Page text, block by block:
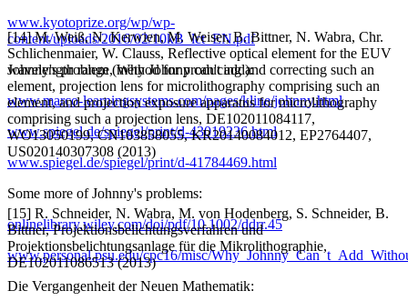
www.kyotoprize.org/wp/wp-
content/uploads/2016/02/10kB_lct_EN.pdf
Johnny's problem (Why Johnny can't add):
www.marco-learningsystems.com/pages/kline/johnny.html
www.spiegel.de/spiegel/print/d-43019236.html
www.spiegel.de/spiegel/print/d-41784469.html
Some more of Johnny's problems:
onlinelibrary.wiley.com/doi/pdf/10.1002/ddrr.45
www.personal.psu.edu/cpc16/misc/
Die Vergangenheit der Neuen Mathematik:
[14] M. Weiß, N. Kerwien, M. Weiser, B. Bittner, N. Wabra, Chr.
Schlichenmaier, W. Clauss, Reflective optical element for the EUV
wavelength range, method for producing and correcting such an
element, projection lens for microlithography comprising such an
element, and projection exposure apparatus for microlithography
comprising such a projection lens, DE102011084117,
WO13050199, CN103858055, KR20140084012, EP2764407,
US020140307308 (2013)
[15] R. Schneider, N. Wabra, M. von Hodenberg, S. Schneider, B.
Bittner, Projektionsbelichtungsverfahren und
Projektionsbelichtungsanlage für die Mikrolithographie,
DE102011086513 (2013)